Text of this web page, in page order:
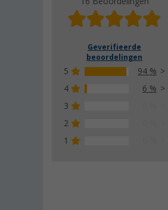
Geverifieerde
beoordelingen
5
94 %
4
6 %
3
2
1